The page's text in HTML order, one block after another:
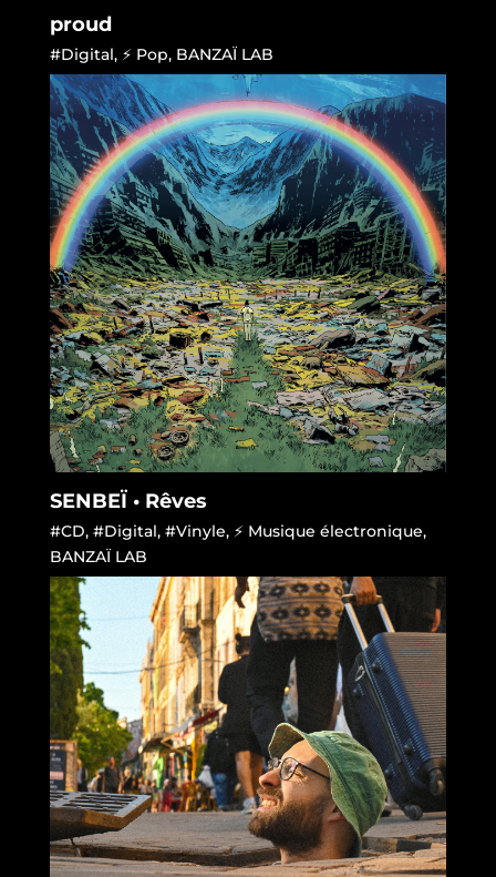
proud
#Digital, ⚡ Pop, BANZAÏ LAB
SENBEÏ • Rêves
#CD, #Digital, #Vinyle, ⚡ Musique électronique,
BANZAÏ LAB